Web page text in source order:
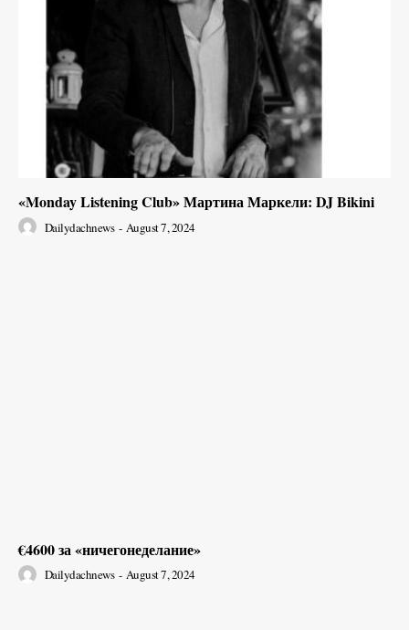
«Monday Listening Club» Мартина Маркели: DJ Bikini
Dailydachnews - August 7, 2024
€4600 за «ничегонеделание»
Dailydachnews - August 7, 2024